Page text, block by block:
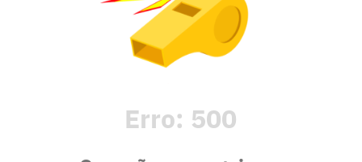
Erro: 500